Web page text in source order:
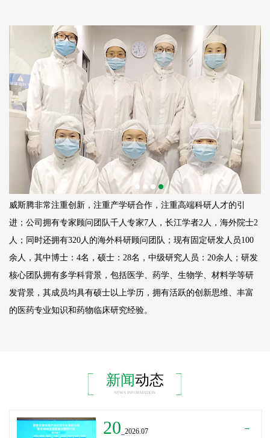
威斯腾非常注重创新，注重产学研合作，注重高端科研人才的引
进；公司拥有专家顾问团队千人专家7人，长江学者2人，海外院士2
人；同时还拥有320人的海外科研顾问团队；现有固定研发人员100
余人，其中博士：4名，硕士：28名，中级研究人员：20余人；研发
核心团队拥有多学科背景，包括医学、药学、生物学、材料学等研
发背景，其成员均具有硕士以上学历，拥有活跃的创新思维、丰富
的医药专业知识和药物临床研究经验。
新闻动态
NEWS INFORMATION
20 _2026.07 →